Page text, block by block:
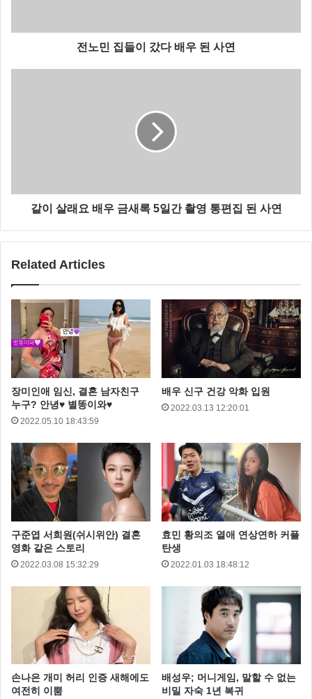
동현배는 최근 방송된 MBC 에브리원 ‘비디오스타’에 출
연해 “천우희와 사귈 가능성은 50%”라고 언급했는데요
전노민 집들이 갔다 배우 된 사연
같이 살래요 배우 금새록 5일간 촬영 통편집 된 사연
Related Articles
장미인애 임신, 결혼 남자친구
누구? 안녕♥ 별똥이와♥
2022.05.10 18:43:59
배우 신구 건강 악화 입원
2022.03.13 12:20:01
구준엽 서희원(쉬시위안) 결혼
영화 같은 스토리
2022.03.08 15:32:29
효민 황의조 열애 연상연하 커플
탄생
2022.01.03 18:48:12
손나은 개미 허리 인증 새해에도
여전히 이뿜
배성우; 머니게임, 말할 수 없는
비밀 자숙 1년 복귀